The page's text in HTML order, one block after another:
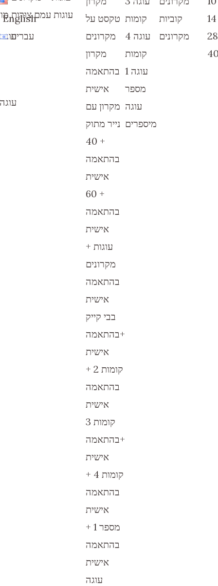
עוגות עמם צורות
English
עברית
טקסט על
מקרונים
מקרון
בהתאמה
אישית
מקרון עם
נייר מתוק
40 +
בהתאמה
אישית
60 +
בהתאמה
אישית
עוגות +
מקרונים
בהתאמה
אישית
בבי קייק
+בהתאמה
אישית
קומות 2 +
בהתאמה
אישית
קומות 3
+בהתאמה
אישית
קומות 4 +
בהתאמה
אישית
מספר 1 +
בהתאמה
אישית
עוגה
קומות
עוגה 4
קומות
עוגה 1
מספר
עוגה
מיספרים
קוביות
מקרונים